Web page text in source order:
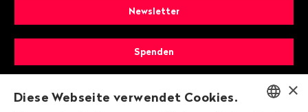
Newsletter
Spenden
Mitglied werden ×
Diese Webseite verwendet Cookies.